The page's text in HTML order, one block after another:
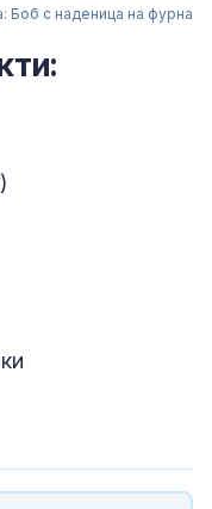
Боб с наденица на фурна